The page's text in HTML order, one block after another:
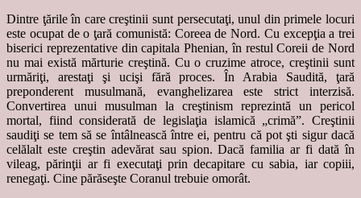
Dintre ţările în care creştinii sunt persecutaţi, unul din primele locuri
este ocupat de o ţară comunistă: Coreea de Nord. Cu excepţia a trei
biserici reprezentative din capitala Phenian, în restul Coreii de Nord
nu mai există mărturie creştină. Cu o cruzime atroce, creştinii sunt
urmăriţi, arestaţi şi ucişi fără proces. În Arabia Saudită, ţară
preponderent musulmană, evanghelizarea este strict interzisă.
Convertirea unui musulman la creştinism reprezintă un pericol
mortal, fiind considerată de legislaţia islamică „crimă”. Creştinii
saudiţi se tem să se întâlnească între ei, pentru că pot şti sigur dacă
celălalt este creştin adevărat sau spion. Dacă familia ar fi dată în
vileag, părinţii ar fi executaţi prin decapitare cu sabia, iar copiii,
renegaţi. Cine părăseşte Coranul trebuie omorât.